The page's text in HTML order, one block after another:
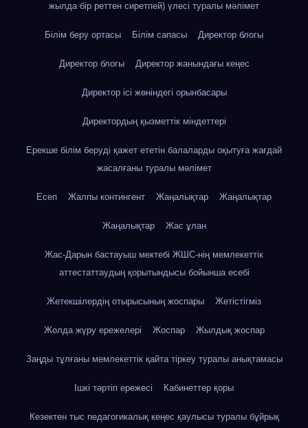
жылда бір реттен сиретпей) үлесі туралы мәлімет
Білім беру ортасы Білім сапасы Директор блогы
Директор блогы Директор жанындағы кеңес
Директор ісі жөніндегі орынбасары
Директордың қызметтік міндеттері
Ерекше білім беруді қажет ететін балаларды оқытуға жағдай
жасалғаны туралы мәлімет
Есеп Жалпы контингент Жаңалықтар Жаңалықтар
Жаңалықтар Жас ұлан
Жас-Дарын бастауыш мектебі ЖШС-нің мемлекеттік
аттестаттаудың қорытындысы бойынша есебі
Жетекшілердің отырысының жоспары Жетістігміз
Жолда жүру ережелері Жоспар Жылдық жоспар
Заңды тұлғаны мемлекеттік қайта тіркеу туралы анықтамасы
Ішкі тәртіп ережесі Кабинеттер қоры
Кезектен тыс педагогикалық кеңес қаулысы туралы бұйрық